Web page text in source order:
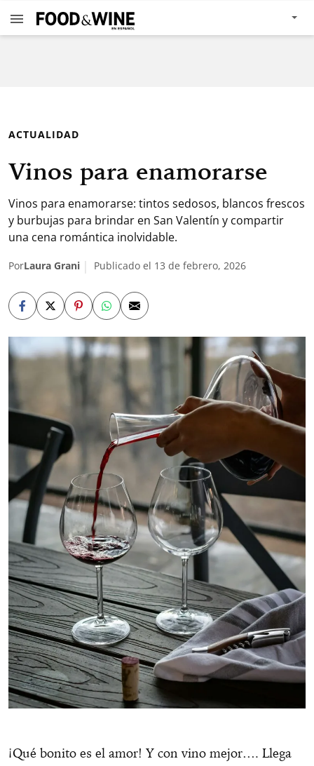
ACTUALIDAD
Vinos para enamorarse
Vinos para enamorarse: tintos sedosos, blancos frescos
y burbujas para brindar en San Valentín y compartir
una cena romántica inolvidable.
PorLaura Grani Publicado el 13 de febrero, 2026
¡Qué bonito es el amor! Y con vino mejor…. Llega